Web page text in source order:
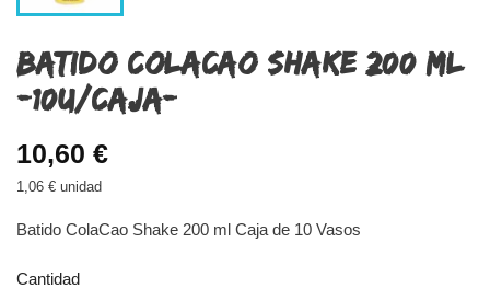
BATIDO COLACAO SHAKE 200 ML
-10U/CAJA-
10,60 €
1,06 € unidad
Batido ColaCao Shake 200 ml Caja de 10 Vasos
Cantidad